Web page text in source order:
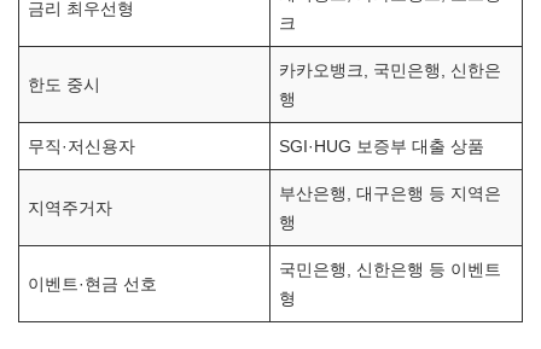
금리 최우선형
크
한도 중시
카카오뱅크, 국민은행, 신한은
행
무직·저신용자 SGI·HUG 보증부 대출 상품
지역주거자
부산은행, 대구은행 등 지역은
행
이벤트·현금 선호
국민은행, 신한은행 등 이벤트
형